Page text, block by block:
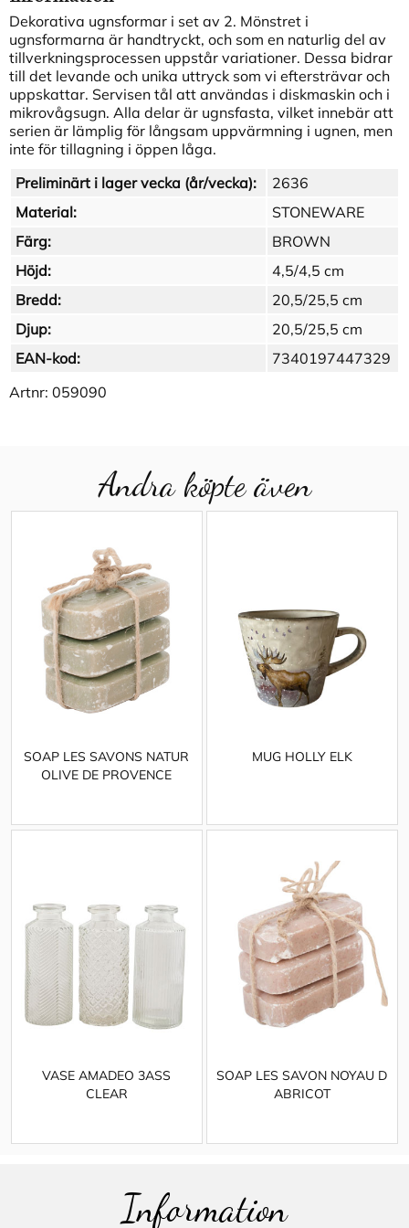
Dekorativa ugnsformar i set av 2. Mönstret i
ugnsformarna är handtryckt, och som en naturlig del av
tillverkningsprocessen uppstår variationer. Dessa bidrar
till det levande och unika uttryck som vi eftersträvar och
uppskattar. Servisen tål att användas i diskmaskin och i
mikrovågsugn. Alla delar är ugnsfasta, vilket innebär att
serien är lämplig för långsam uppvärmning i ugnen, men
inte för tillagning i öppen låga.
Preliminärt i lager vecka (år/vecka):
2636
Material:
STONEWARE
Färg:
BROWN
Höjd:
4,5/4,5 cm
Bredd:
20,5/25,5 cm
Djup:
20,5/25,5 cm
EAN-kod:
7340197447329
Artnr: 059090
Andra köpte även
SOAP LES SAVONS NATUR
OLIVE DE PROVENCE
MUG HOLLY ELK
VASE AMADEO 3ASS
CLEAR
SOAP LES SAVON NOYAU D
ABRICOT
Information